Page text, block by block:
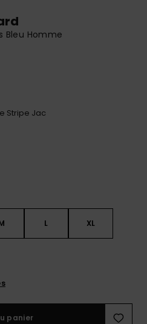
Bleu Homme
Stripe Jac
L XL
panier